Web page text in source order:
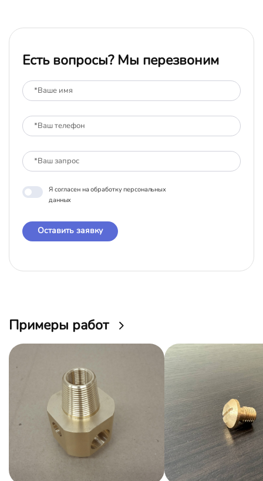
Есть вопросы? Мы перезвоним
Я согласен на обработку персональных
данных
Оставить заявку
Примеры работ